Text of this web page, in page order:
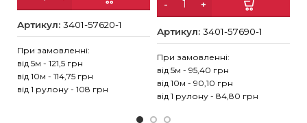
Артикул:3401-57620-1
При замовленні:
від 5м - 121,5 грн
від 10м - 114,75 грн
від 1 рулону - 108 грн
Артикул: 3401-57690-1
При замовленні:
від 5м - 95,40 грн
від 10м - 90,10 грн
від 1 рулону - 84,80 грн